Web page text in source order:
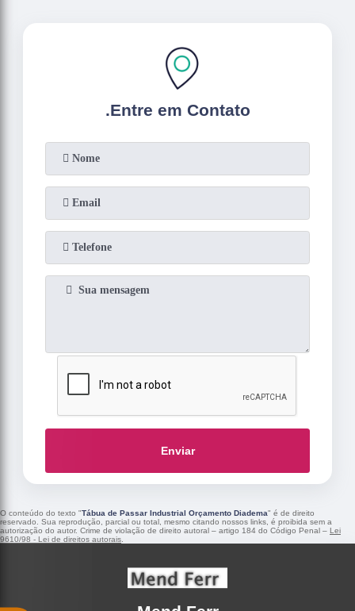
.Entre em Contato
Enviar
O conteúdo do texto "Tábua de Passar Industrial Orçamento Diadema" é de direito
reservado. Sua reprodução, parcial ou total, mesmo citando nossos links, é proibida sem a
autorização do autor. Crime de violação de direito autoral – artigo 184 do Código Penal – Lei
9610/98 - Lei de direitos autorais